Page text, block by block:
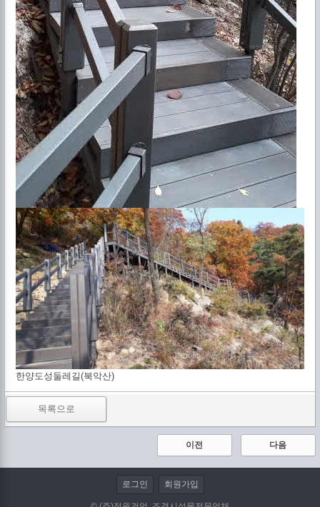
한양도성둘레길(북악산)
목록으로
이전 다음
로그인 회원가입